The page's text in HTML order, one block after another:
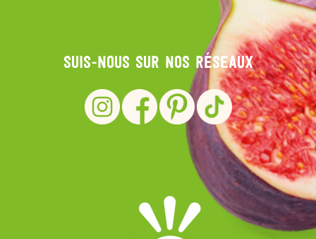
Suis-nous sur nos réseaux